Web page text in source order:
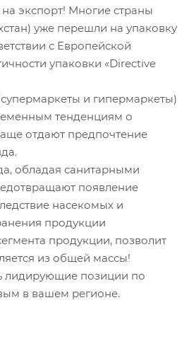
экспорт! Многие страны
уже перешли на упаковку
с Европейской
упаковки «Directive
и гипермаркеты)
тенденциям о
отдают предпочтение
обладая санитарными
появление
насекомых и
продукции
продукции, позволит
из общей массы!
лидирующие позиции по
в вашем регионе.